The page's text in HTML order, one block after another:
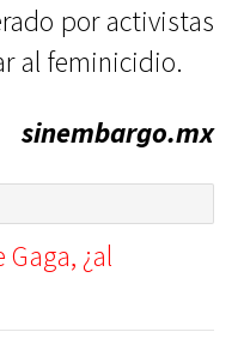
por activistas
al feminicidio.
sinembargo.mx
¿al